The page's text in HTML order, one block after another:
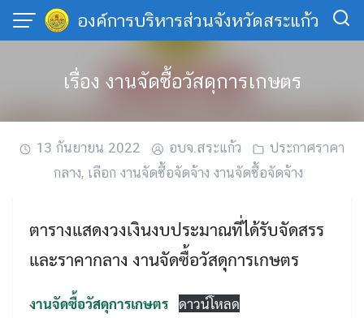
Skip
องค์การบริหารส่วนจังหวัดสระแก้ว
เรื่อง งานจัดซื้อวัสดุการเกษตร
13 กันยายน 2022 อบจ.สระแก้ว
ประกาศราคา
กลาง, เลือก งานจัดซื้อจัดจ้าง งานจัดซื้อจัดจ้าง
ตารางแสดงวงเงินงบประมาณที่ได้รับจัดสรร
และราคากลาง งานจัดซื้อวัสดุการเกษตร
งานจัดซื้อวัสดุการเกษตร ดาวน์โหลด